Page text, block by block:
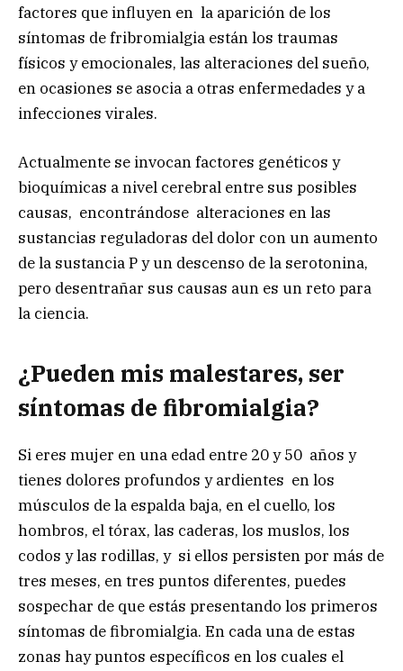
factores que influyen en la aparición de los
síntomas de fribromialgia están los traumas
físicos y emocionales, las alteraciones del sueño,
en ocasiones se asocia a otras enfermedades y a
infecciones virales.
Actualmente se invocan factores genéticos y
bioquímicas a nivel cerebral entre sus posibles
causas, encontrándose alteraciones en las
sustancias reguladoras del dolor con un aumento
de la sustancia P y un descenso de la serotonina,
pero desentrañar sus causas aun es un reto para
la ciencia.
¿Pueden mis malestares, ser
síntomas de fibromialgia?
Si eres mujer en una edad entre 20 y 50 años y
tienes dolores profundos y ardientes en los
músculos de la espalda baja, en el cuello, los
hombros, el tórax, las caderas, los muslos, los
codos y las rodillas, y si ellos persisten por más de
tres meses, en tres puntos diferentes, puedes
sospechar de que estás presentando los primeros
síntomas de fibromialgia. En cada una de estas
zonas hay puntos específicos en los cuales el